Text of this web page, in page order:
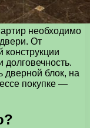
необходимо
От
долговечность.
дверной блок, на
покупке —